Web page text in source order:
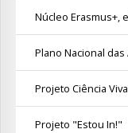
Núcleo Erasmus+,
Plano Nacional das
Projeto Ciência
Projeto "Estou In!"